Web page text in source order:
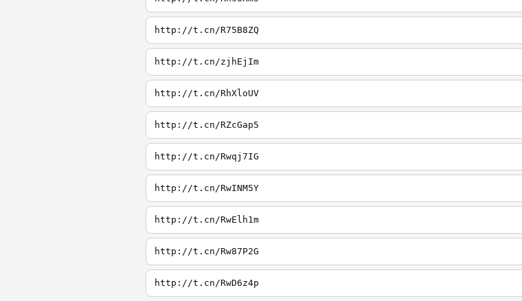
http://t.cn/R75B8ZQ
http://t.cn/zjhEjIm
http://t.cn/RhXloUV
http://t.cn/RZcGap5
http://t.cn/Rwqj7IG
http://t.cn/RwINM5Y
http://t.cn/RwElh1m
http://t.cn/Rw87P2G
http://t.cn/RwD6z4p